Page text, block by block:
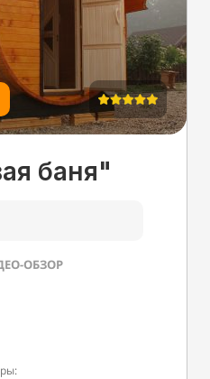
баня"
ОБЗОР